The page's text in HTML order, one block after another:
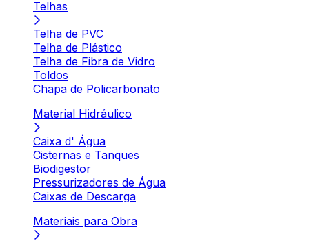
Telhas
Telha de PVC
Telha de Plástico
Telha de Fibra de Vidro
Toldos
Chapa de Policarbonato
Material Hidráulico
Caixa d' Água
Cisternas e Tanques
Biodigestor
Pressurizadores de Água
Caixas de Descarga
Materiais para Obra